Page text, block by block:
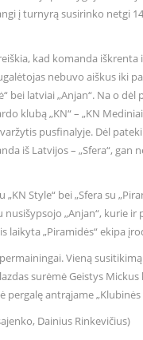
į turnyrą susirinko netgi
kad komanda
nebuvo aiškus iki
bei latviai „Anjan“. Na o
klubą „KN“ – „KN Mediniai
pusfinalyje. Dėl
iš Latvijos – „Sfera“, gan
Style“ bei „Sfera su
„Anjan“, kurie
„Piramidės“ ekipa
Vieną
surėmė Geistys
antrąjame
Dainius Rinkevičius)